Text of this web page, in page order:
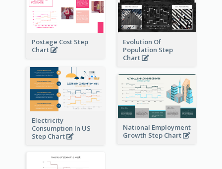
Postage Cost Step
Chart
Evolution Of
Population Step
Chart
Electricity
Consumption In US
Step Chart
National Employment
Growth Step Chart